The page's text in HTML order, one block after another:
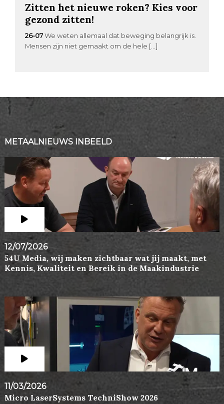
Zitten het nieuwe roken? Kies voor
gezond zitten!
26-07 We weten allemaal dat beweging belangrijk is.
Mensen zijn niet gemaakt om de hele […]
METAALNIEUWS INBEELD
12/07/2026
54U Media, wij maken zichtbaar wat jij maakt, met
Kennis, Kwaliteit en Bereik in de Maakindustrie
11/03/2026
Micro LaserSystems TechniShow 2026